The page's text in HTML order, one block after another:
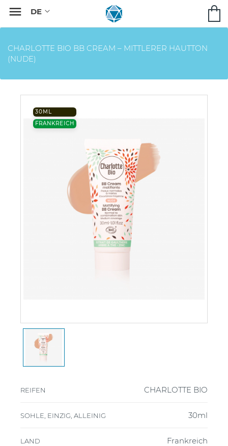

CHARLOTTE BIO BB CREAM – MITTLERER HAUTTON
(NUDE)
30ML
FRANKREICH
REIFEN CHARLOTTE BIO
SOHLE, EINZIG, ALLEINIG 30ml
LAND Frankreich